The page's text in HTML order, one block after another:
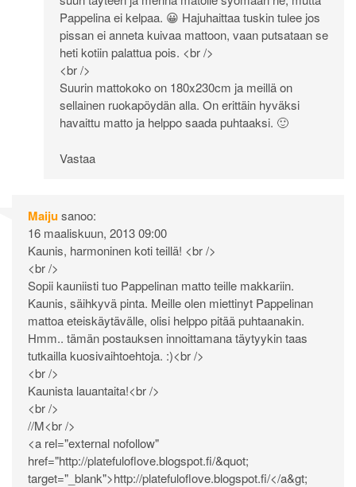
Pappelina ei kelpaa. 😀 Hajuhaittaa tuskin tulee jos
pissan ei anneta kuivaa mattoon, vaan putsataan se
heti kotiin palattua pois. <br />
<br />
Suurin mattokoko on 180x230cm ja meillä on
sellainen ruokapöydän alla. On erittäin hyväksi
havaittu matto ja helppo saada puhtaaksi. 🙂
Vastaa
Maijusanoo:
16 maaliskuun, 2013 09:00
Kaunis, harmoninen koti teillä! <br />
<br />
Sopii kauniisti tuo Pappelinan matto teille makkariin.
Kaunis, säihkyvä pinta. Meille olen miettinyt Pappelinan
mattoa eteiskäytävälle, olisi helppo pitää puhtaanakin.
Hmm.. tämän postauksen innoittamana täytyykin taas
tutkailla kuosivaihtoehtoja. :)<br />
<br />
Kaunista lauantaita!<br />
<br />
//M<br />
<a rel="external nofollow"
href="http://platefuloflove.blogspot.fi/&quot;
target="_blank">http://platefuloflove.blogspot.fi/</a&gt;